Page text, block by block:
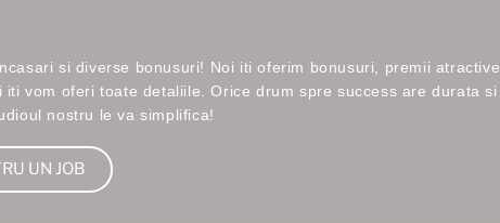
si diverse bonusuri! Noi iti oferim bonusuri, premii atractive,
vom oferi toate detaliile. Orice drum spre success are durata si
nostru le va simplifica!
UN JOB